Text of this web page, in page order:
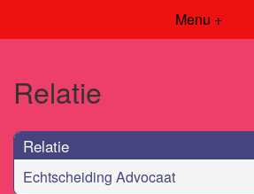
Menu +
Relatie
Relatie
Echtscheiding Advocaat